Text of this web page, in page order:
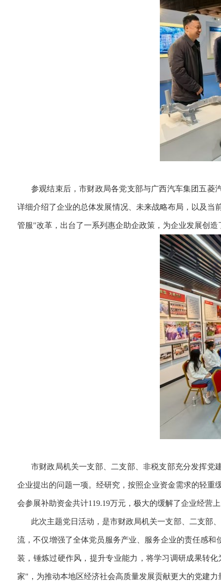
参观结束后，市财政局各党支部与广西汽车集团 五菱
详细介绍了企业的总体发展情况、未来战略布局，以及
管服"改革，出台了一系列惠企助企政策，为企业发展创
市财政局机关一支部、二支部、非税支部充分发挥党
企业提出的问题一项。经研究，按照企业资金需求的轻重
会参展补助资金共计119.19万元，极大的缓解了企业经营
此次主题党日活动，是市财政局机关一支部、二支部
流，不仅增强了全体党员服务产业、服务企业的责任感
装，锤炼过硬作风，提升专业能力，将学习调研成果转
家"，为推动本地区经济社会高质量发展贡献更大的党建力